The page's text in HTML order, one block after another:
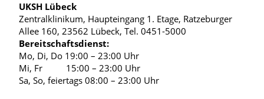
UKSH Lübeck
Zentralklinikum, Haupteingang 1. Etage, Ratzeburger
Allee 160, 23562 Lübeck, Tel. 0451-5000
Bereitschaftsdienst:
Mo, Di, Do 19:00 – 23:00 Uhr
Mi, Fr 15:00 – 23:00 Uhr
Sa, So, feiertags 08:00 – 23:00 Uhr